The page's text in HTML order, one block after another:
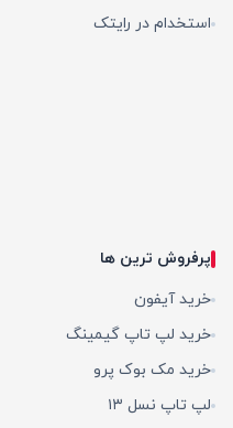
استخدام در رایتک
پرفروش ترین ها
خرید آیفون
خرید لپ تاپ گیمینگ
خرید مک بوک پرو
لپ تاپ نسل ۱۳